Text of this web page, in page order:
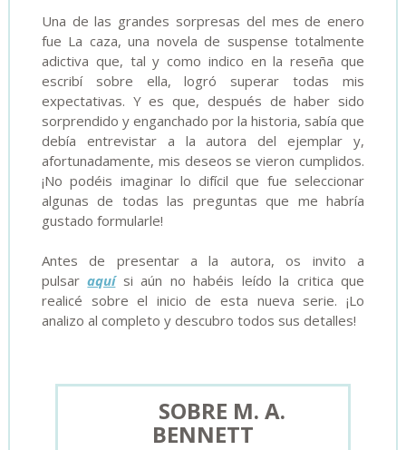
Una de las grandes sorpresas del mes de enero
fue La caza, una novela de suspense totalmente
adictiva que, tal y como indico en la reseña que
escribí sobre ella, logró superar todas mis
expectativas. Y es que, después de haber sido
sorprendido y enganchado por la historia, sabía que
debía entrevistar a la autora del ejemplar y,
afortunadamente, mis deseos se vieron cumplidos.
¡No podéis imaginar lo difícil que fue seleccionar
algunas de todas las preguntas que me habría
gustado formularle!
Antes de presentar a la autora, os invito a
pulsaraquísi aún no habéis leído la critica que
realicé sobre el inicio de esta nueva serie. ¡Lo
analizo al completo y descubro todos sus detalles!
SOBRE M. A.
BENNETT